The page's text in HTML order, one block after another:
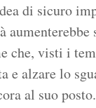
di sicuro
che, visti i
e alzare lo
al suo posto.